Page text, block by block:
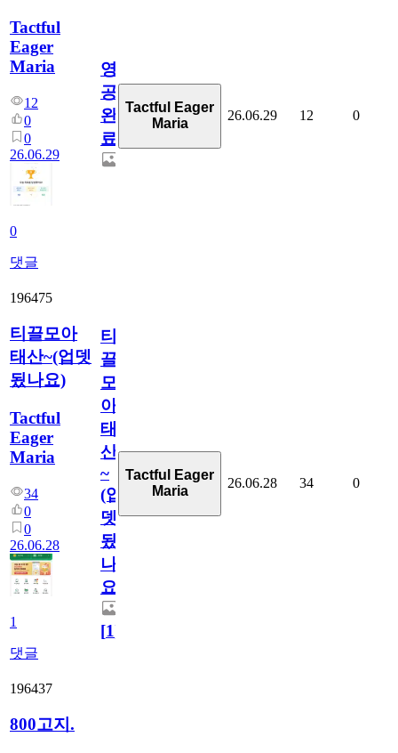
Tactful
Eager
Maria
12
0
0
26.06.29
0
댓글
영
공
완
료
Tactful Eager
Maria
26.06.29 12 0
196475
티끌모아
태산~(업뎃
됬나요)
Tactful
Eager
Maria
34
0
0
26.06.28
1
댓글
티
끌
모
아
태
산
~
(업
뎃
됬
나
요)
[1]
Tactful Eager
Maria
26.06.28 34 0
196437
800고지.